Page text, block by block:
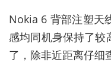
Nokia 6 背部注塑天
感均同机身保持了较
了，除非近距离仔细